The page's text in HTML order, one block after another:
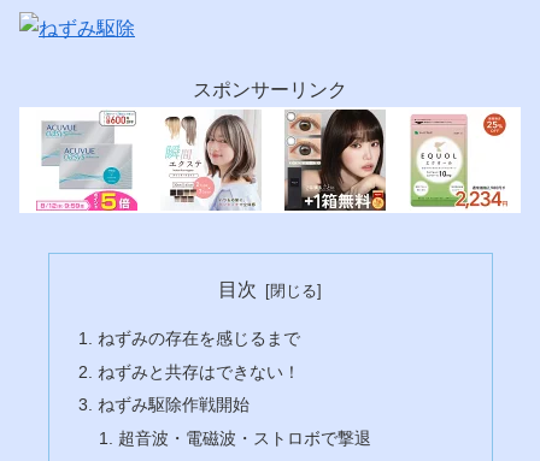
スポンサーリンク
目次
ねずみの存在を感じるまで
ねずみと共存はできない！
ねずみ駆除作戦開始
超音波・電磁波・ストロボで撃退